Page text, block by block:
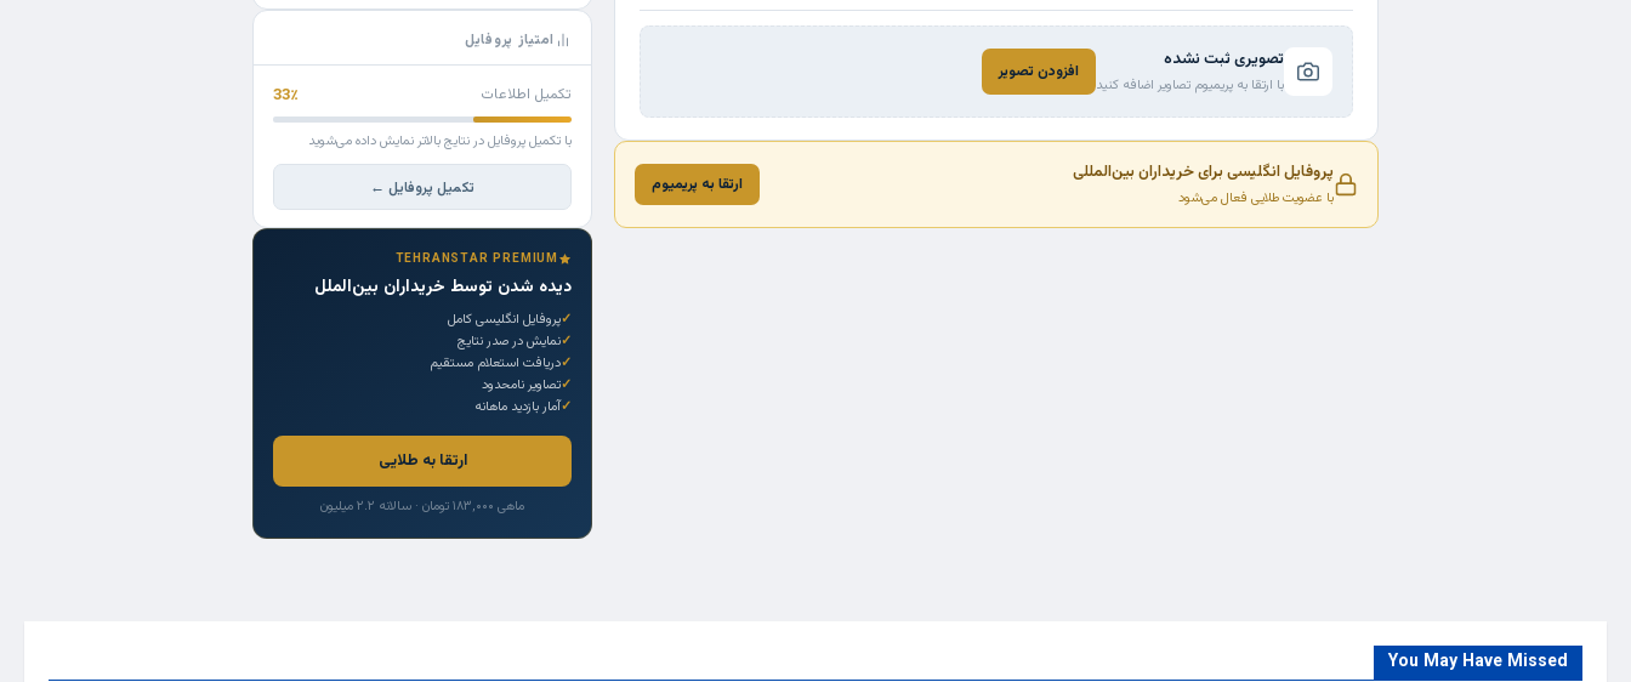
تصویری ثبت نشده
با ارتقا به پریمیوم تصاویر اضافه کنید
افزودن تصویر
پروفایل انگلیسی برای خریداران بین‌المللی
با عضویت طلایی فعال می‌شود
ارتقا به پریمیوم
امتیاز پروفایل
تکمیل اطلاعات 33٪
با تکمیل پروفایل در نتایج بالاتر نمایش داده می‌شوید
تکمیل پروفایل ←
TEHRANSTAR PREMIUM
دیده شدن توسط خریداران بین‌الملل
پروفایل انگلیسی کامل
نمایش در صدر نتایج
دریافت استعلام مستقیم
تصاویر نامحدود
آمار بازدید ماهانه
ارتقا به طلایی
ماهی ۱۸۳,۰۰۰ تومان · سالانه ۲.۲ میلیون
You May Have Missed